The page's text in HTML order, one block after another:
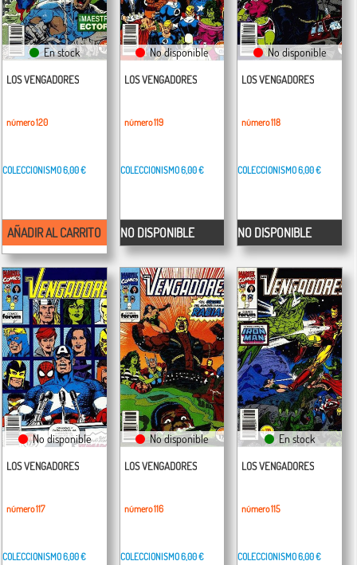
En stock
LOS VENGADORES
número 120
COLECCIONISMO6,00 €
AÑADIR AL CARRITO
No disponible
LOS VENGADORES
número 119
COLECCIONISMO6,00 €
NO DISPONIBLE
No disponible
LOS VENGADORES
número 118
COLECCIONISMO6,00 €
NO DISPONIBLE
No disponible
LOS VENGADORES
número 117
COLECCIONISMO6,00 €
No disponible
LOS VENGADORES
número 116
COLECCIONISMO6,00 €
En stock
LOS VENGADORES
número 115
COLECCIONISMO6,00 €